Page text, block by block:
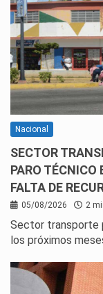
Nacional
SECTOR
PARO TÉCNICO
FALTA DE
05/08/2026 2
Sector transporte
los próximos